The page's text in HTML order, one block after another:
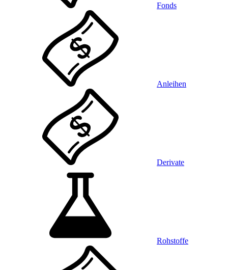
Fonds
Anleihen
Derivate
Rohstoffe